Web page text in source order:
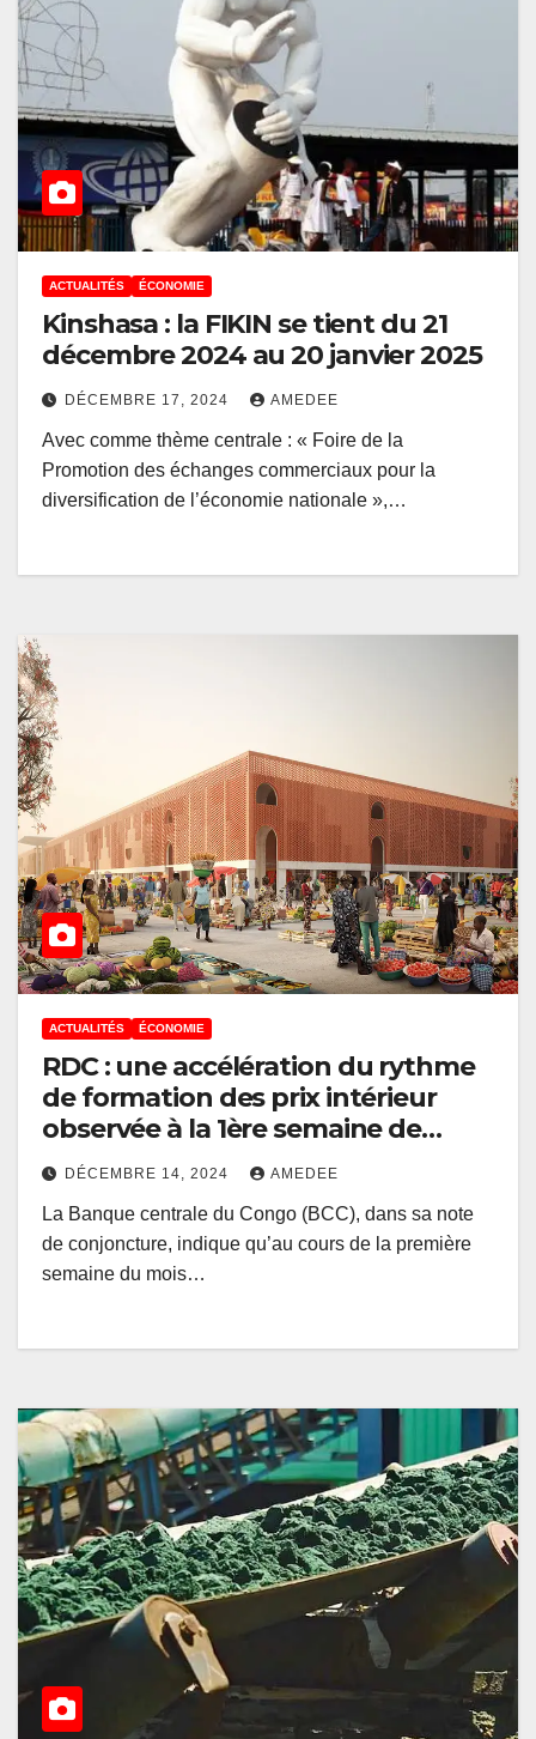
ACTUALITÉS ÉCONOMIE
Kinshasa : la FIKIN se tient du 21
décembre 2024 au 20 janvier 2025
DÉCEMBRE 17, 2024 AMEDEE
Avec comme thème centrale : « Foire de la
Promotion des échanges commerciaux pour la
diversification de l’économie nationale »,…
ACTUALITÉS ÉCONOMIE
RDC : une accélération du rythme
de formation des prix intérieur
observée à la 1ère semaine de
décembre 2024
DÉCEMBRE 14, 2024 AMEDEE
La Banque centrale du Congo (BCC), dans sa note
de conjoncture, indique qu’au cours de la première
semaine du mois…